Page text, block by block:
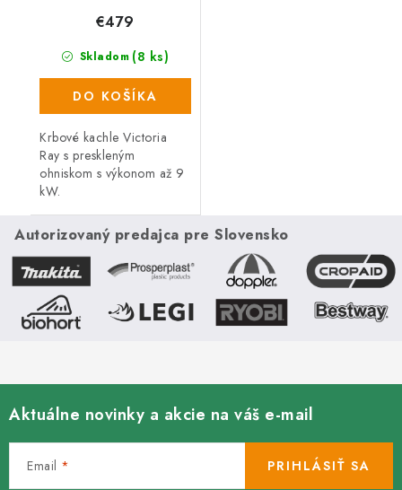
Skladom (8 ks)
€479
DO KOŠÍKA
Krbové kachle Victoria
Ray s preskleným
ohniskom s výkonom až 9
kW.
Autorizovaný predajca pre Slovensko
Aktuálne novinky a akcie na váš e-mail
Email PRIHLÁSIŤ SA